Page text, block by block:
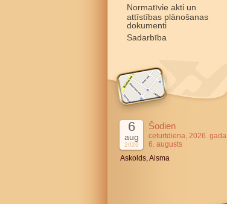
Normatīvie akti un
attīstības plānošanas
dokumenti
Sadarbība
6
aug
2026
Šodien
ceturtdiena, 2026. gada
6. augusts
Askolds, Aisma